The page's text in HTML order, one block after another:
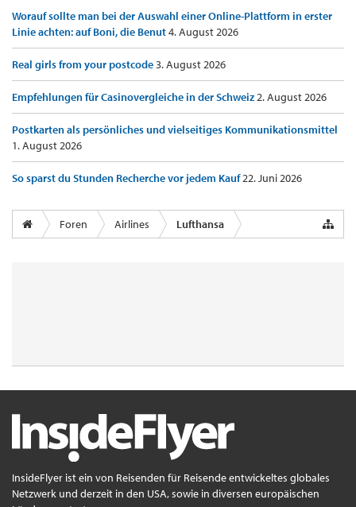
Worauf sollte man bei der Auswahl einer Online-Plattform in erster
Linie achten: auf Boni, die Benut4. August 2026
Real girls from your postcode3. August 2026
Empfehlungen für Casinovergleiche in der Schweiz2. August 2026
Postkarten als persönliches und vielseitiges Kommunikationsmittel
1. August 2026
So sparst du Stunden Recherche vor jedem Kauf22. Juni 2026
Foren Airlines Lufthansa
InsideFlyer ist ein von Reisenden für Reisende entwickeltes globales
Netzwerk und derzeit in den USA, sowie in diversen europäischen